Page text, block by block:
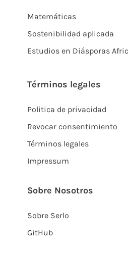
Matemáticas
Sostenibilidad aplicada
Estudios en Diásporas
Términos legales
Politica de privacidad
Revocar consentimiento
Términos legales
Impressum
Sobre Nosotros
Sobre Serlo
GitHub